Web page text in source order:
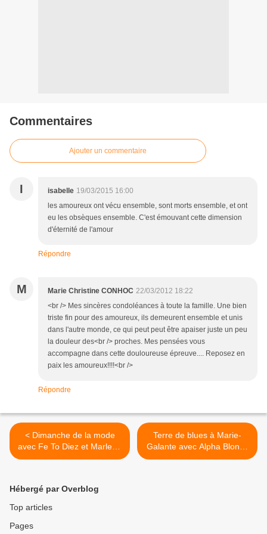
Commentaires
Ajouter un commentaire
I isabelle 19/03/2015 16:00
les amoureux ont vécu ensemble, sont morts ensemble, et ont
eu les obsèques ensemble. C'est émouvant cette dimension
d'éternité de l'amour
Répondre
M Marie Christine CONHOC 22/03/2012 18:22
<br /> Mes sincères condoléances à toute la famille. Une bien
triste fin pour des amoureux, ils demeurent ensemble et unis
dans l'autre monde, ce qui peut peut être apaiser juste un peu
la douleur des<br /> proches. Mes pensées vous
accompagne dans cette douloureuse épreuve.... Reposez en
paix les amoureux!!!!<br />
Répondre
< Dimanche de la mode
avec Fe To Diez et Marlene
Potiron
Terre de blues à Marie-
Galante avec Alpha Blondy
>
Hébergé par Overblog
Top articles
Pages